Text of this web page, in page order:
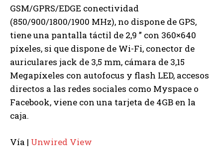
GSM/GPRS/EDGE conectividad
(850/900/1800/1900 MHz), no dispone de GPS,
tiene una pantalla táctil de 2,9 ” con 360×640
píxeles, si que dispone de Wi-Fi, conector de
auriculares jack de 3,5 mm, cámara de 3,15
Megapíxeles con autofocus y flash LED, accesos
directos a las redes sociales como Myspace o
Facebook, viene con una tarjeta de 4GB en la
caja.
Vía | Unwired View